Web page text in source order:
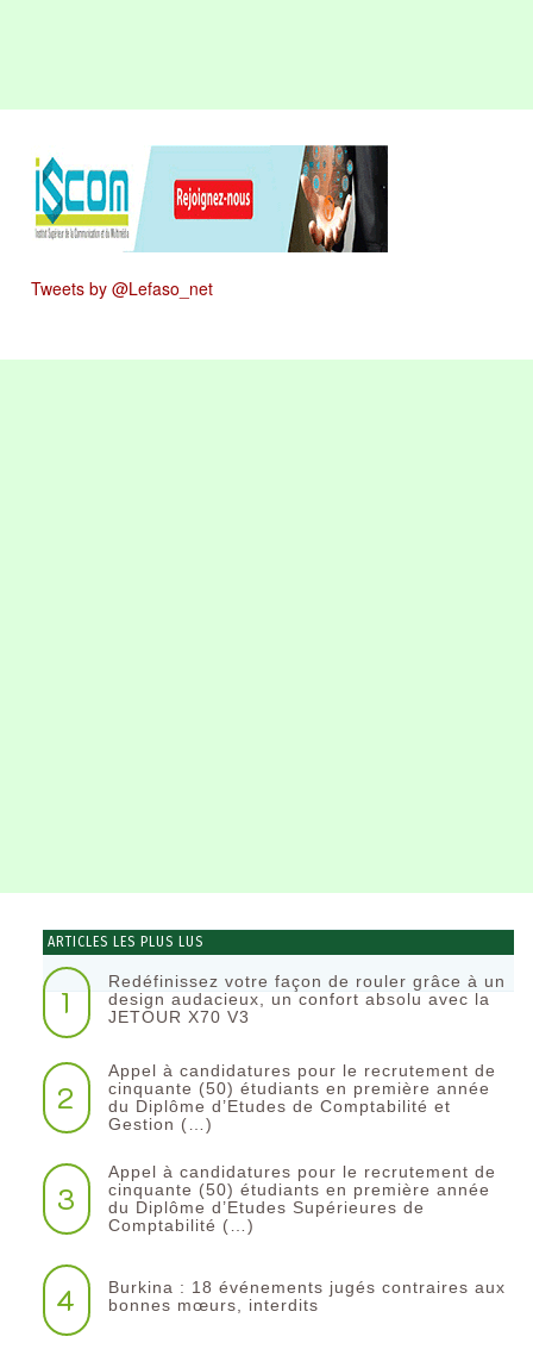
Tweets by @Lefaso_net
ARTICLES LES PLUS LUS
1
Redéfinissez votre façon de rouler grâce à un
design audacieux, un confort absolu avec la
JETOUR X70 V3
2
Appel à candidatures pour le recrutement de
cinquante (50) étudiants en première année
du Diplôme d’Etudes de Comptabilité et
Gestion (…)
3
Appel à candidatures pour le recrutement de
cinquante (50) étudiants en première année
du Diplôme d’Etudes Supérieures de
Comptabilité (…)
4
Burkina : 18 événements jugés contraires aux
bonnes mœurs, interdits